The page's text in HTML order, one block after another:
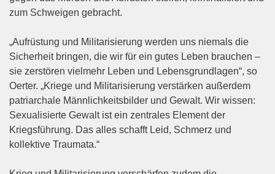
zum Schweigen gebracht.
„Aufrüstung und Militarisierung werden uns niemals die
Sicherheit bringen, die wir für ein gutes Leben brauchen –
sie zerstören vielmehr Leben und Lebensgrundlagen“, so
Oerter. „Kriege und Militarisierung verstärken außerdem
patriarchale Männlichkeitsbilder und Gewalt. Wir wissen:
Sexualisierte Gewalt ist ein zentrales Element der
Kriegsführung. Das alles schafft Leid, Schmerz und
kollektive Traumata.“